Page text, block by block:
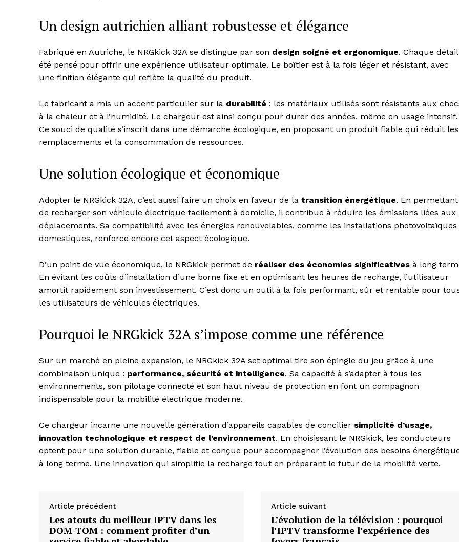
Un design autrichien alliant robustesse et élégance
Fabriqué en Autriche, le NRGkick 32A se distingue par son design soigné et ergonomique. Chaque
été pensé pour offrir une expérience utilisateur optimale. Le boîtier est à la fois léger et résistant, avec
une finition élégante qui reflète la qualité du produit.
Le fabricant a mis un accent particulier sur la durabilité : les matériaux utilisés sont résistants aux
à la chaleur et à l’humidité. Le chargeur est ainsi conçu pour durer des années, même en usage intensif.
Ce souci de qualité s’inscrit dans une démarche écologique, en proposant un produit fiable qui réduit les
remplacements et la consommation de ressources.
Une solution écologique et économique
Adopter le NRGkick 32A, c’est aussi faire un choix en faveur de la transition énergétique. En permettant
de recharger son véhicule électrique facilement à domicile, il contribue à réduire les émissions liées aux
déplacements. Sa compatibilité avec les énergies renouvelables, comme les installations photovoltaïques
domestiques, renforce encore cet aspect écologique.
D’un point de vue économique, le NRGkick permet de réaliser des économies significatives à long
En évitant les coûts d’installation d’une borne fixe et en optimisant les heures de recharge, l’utilisateur
amortit rapidement son investissement. C’est donc un outil à la fois performant, sûr et rentable pour
les utilisateurs de véhicules électriques.
Pourquoi le NRGkick 32A s’impose comme une référence
Sur un marché en pleine expansion, le NRGkick 32A set optimal tire son épingle du jeu grâce à une
combinaison unique : performance, sécurité et intelligence. Sa capacité à s’adapter à tous les
environnements, son pilotage connecté et son haut niveau de protection en font un compagnon
indispensable pour la mobilité électrique moderne.
Ce chargeur incarne une nouvelle génération d’appareils capables de concilier simplicité d’usage,
innovation technologique et respect de l’environnement. En choisissant le NRGkick, les conducteurs
optent pour une solution durable, fiable et conçue pour accompagner l’évolution des besoins
à long terme. Une innovation qui simplifie la recharge tout en préparant le futur de la mobilité verte.
Article précédent
Les atouts du meilleur IPTV dans les
DOM-TOM : comment profiter d’un
Article suivant
L’évolution de la télévision : pourquoi
l’IPTV transforme l’expérience des